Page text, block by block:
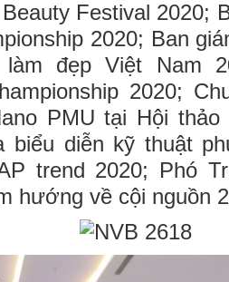
Festival 2020;
2020; Ban
làm đẹp Việt Nam
2020;
PMU tại Hội thảo
biểu diễn kỹ thuật
trend 2020; Phó
hướng về cội nguồn